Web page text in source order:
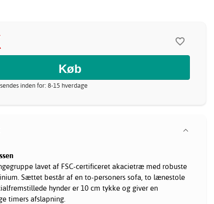
inden for: 8-15 hverdage
lavet af FSC-certificeret akacietræ med robuste
Sættet består af en to-personers sofa, to lænestole
hynder er 10 cm tykke og giver en
timers afslapning.